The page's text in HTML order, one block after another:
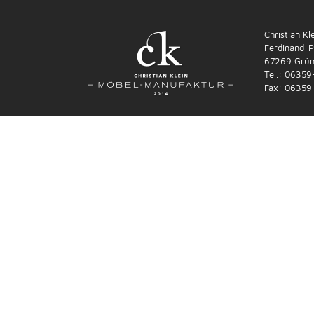
DIE MANUFAKTUR PROJEKTE
Christian
Ferdinand-
67269
Tel.:
Fax: